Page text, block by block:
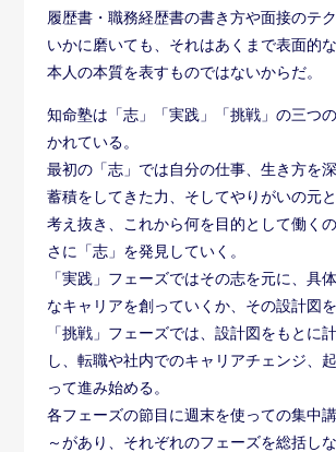
履歴書・職務経歴書の書き方や面接のテ
いかに磨いても、それはあくまで表面的
本人の本質を表すものではないからだ。
知命塾は「志」「実践」「挑戦」の三つ
かれている。
最初の「志」では自分の仕事、生き方を深
蓄積をしてきた力、そしてやりがいの元
考え抜き、これから何を目的として働く
さに「志」を発見していく。
「実践」フェーズではその志を元に、具
なキャリアを創っていくか、その設計図を
「挑戦」フェーズでは、設計図をもとに
し、転職や社内でのキャリアチェンジ、
って進み始める。
各フェーズの節目に週末を使っての集中
～があり、それぞれのフェーズを総括し